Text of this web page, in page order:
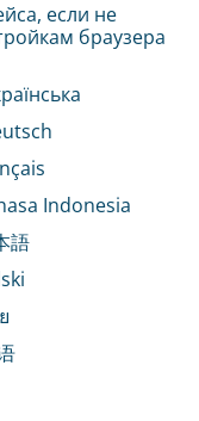
если не
браузера
Indonesia
語